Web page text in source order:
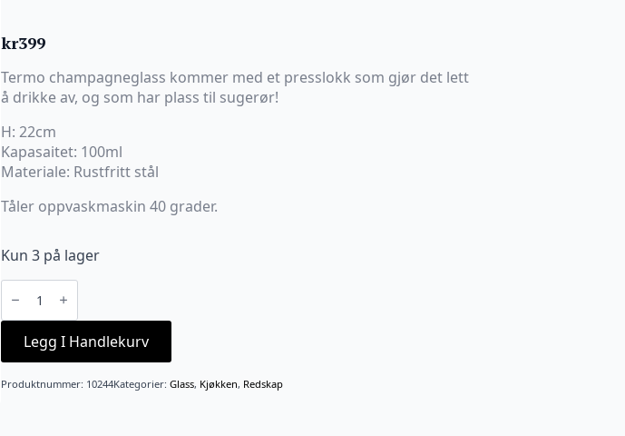
kr399
Termo champagneglass kommer med et presslokk som gjør det lett
å drikke av, og som har plass til sugerør!
H: 22cm
Kapasaitet: 100ml
Materiale: Rustfritt stål
Tåler oppvaskmaskin 40 grader.
Kun 3 på lager
Termo
champagneglass
"MAMMABRUS"
antallLegg I Handlekurv
Produktnummer: 10244Kategorier: Glass, Kjøkken, Redskap